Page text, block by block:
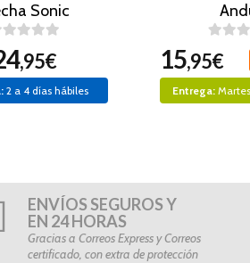
Sonic
,95€
2 a 4 días hábiles
15,95€
Entrega:
ENVÍOS SEGUROS Y
EN 24 HORAS
Gracias a Correos Express y Correos
certificado, con extra de protección